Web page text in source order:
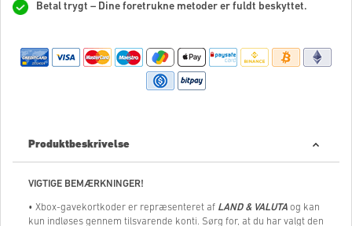
Betal trygt – Dine foretrukne metoder er fuldt beskyttet.
Produktbeskrivelse
VIGTIGE BEMÆRKNINGER!
• Xbox-gavekortkoder er repræsenteret af LAND & VALUTA og kan
kun indløses gennem tilsvarende konti. Sørg for, at du har valgt den